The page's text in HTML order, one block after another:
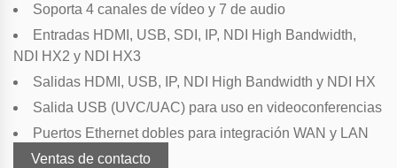
Soporta 4 canales de vídeo y 7 de audio
Entradas HDMI, USB, SDI, IP, NDI High Bandwidth,
NDI HX2 y NDI HX3
Salidas HDMI, USB, IP, NDI High Bandwidth y NDI HX
Salida USB (UVC/UAC) para uso en videoconferencias
Puertos Ethernet dobles para integración WAN y LAN
Ventas de contacto